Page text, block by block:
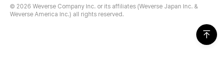
© 2026 Weverse Company Inc. or its affiliates (Weverse Japan Inc. &
Weverse America Inc.) all rights reserved.